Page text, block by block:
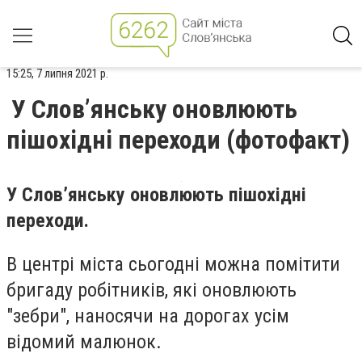
15:25, 7 липня 2021 р.
У Слов’янську оновлюють
пішохідні переходи (фотофакт)
У Слов’янську оновлюють пішохідні
переходи.
В центрі міста сьогодні можна помітити
бригаду робітників, які оновлюють
"зебри", наносячи на дорогах усім
відомий малюнок.